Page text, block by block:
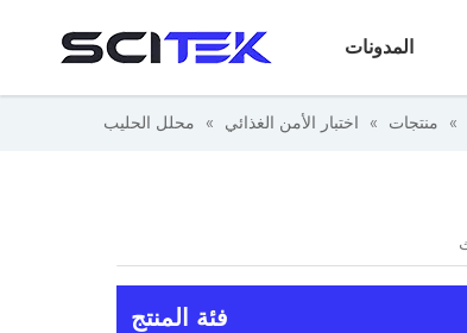
المدونات
» منتجات » اختبار الأمن الغذائي » محلل الحليب
فئة المنتج